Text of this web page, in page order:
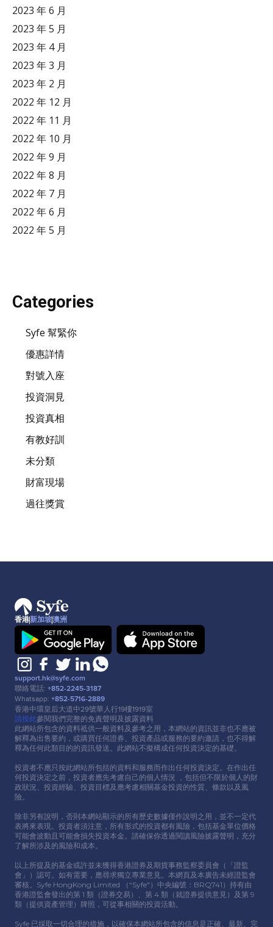
2023 年 6 月
2023 年 5 月
2023 年 4 月
2023 年 3 月
2023 年 2 月
2022 年 12 月
2022 年 11 月
2022 年 10 月
2022 年 9 月
2022 年 8 月
2022 年 7 月
2022 年 6 月
2022 年 5 月
Categories
Syfe 幫緊你
優惠詳情
對號入座
投資洞見
投資真相
有教好訓
未分類
財富現場
過往獎賞
香港新加坡澳洲
support.hk@syfe.com
聯絡電話: +852-2245-3187
Whatsapp: +852-5716-2889
香港中環皇后⼤道中29號華⼈⾏19樓1919室
請按此參閱我們完整的免責聲明及披露資料
此網站所包含的資料祗供⼀般資料及參考之⽤，本網站的資訊並非也不應被
解釋為出售要約，或購買任何證券、投資產品或服務的要約邀請，也不得解
釋為任何此類⽬的的資訊發送。此網站不擬構成任何投資決定的基礎。
投資者不應只按此網站所包括的資料和服務⽽作出任何投資決定。在作出任
何投資決定之前，投資者應先考慮⾃⼰的個⼈情況 ，包括但不限於個⼈的財
政狀況、投資經驗、投資⽬標及應考慮相關基⾦投資的性質、條款以及風
險。
除非另有說明，否則本網站顯示的所有歷史數據僅作說明之⽤，並不⼀定代
表將來表現。投資者須注意，所有形式的投資都有風險，包括基⾦單位價格
可能會波動且可能會損失投資本⾦。請確保你透過閱讀風險披露聲明，充分
了解所涉及的風險和成本。
以上所提及的基⾦或許並未獲得香港證券及期貨事務監察委員會（「證監
會」）認可。如有需要，應尋求獨立專業意⾒。本網頁及本廣告未經證監會
審核。Syfe HongKong Limited （“Syfe"）中央編號：BRQ741）持有由
香港證監會發出的第 1 類（證券交易）、第 4 類（就證券提供意⾒）及第 9
類（提供資產管理）牌照，可從事相關的投資活動。
Syfe 已採取⼀切合理的措施，以確保本網站所包含的信息是正確、最新、完